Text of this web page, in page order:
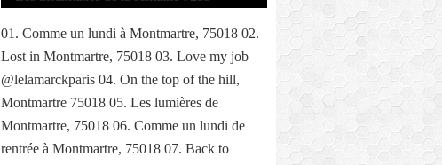
01. Comme un lundi à Montmartre, 75018 02.
Lost in Montmartre, 75018 03. Love my job
@lelamarckparis 04. On the top of the hill,
Montmartre 75018 05. Les lumières de
Montmartre, 75018 06. Comme un lundi de
rentrée à Montmartre, 75018 07. Back to